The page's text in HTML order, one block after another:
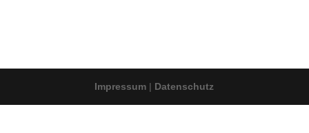
Impressum | Datenschutz